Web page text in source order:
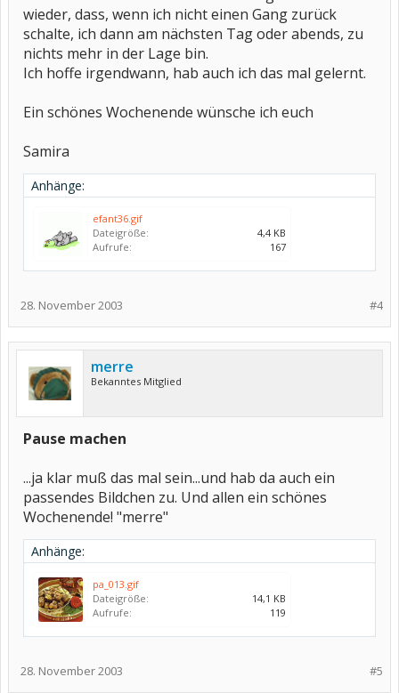
wieder, dass, wenn ich nicht einen Gang zurück
schalte, ich dann am nächsten Tag oder abends, zu
nichts mehr in der Lage bin.
Ich hoffe irgendwann, hab auch ich das mal gelernt.
Ein schönes Wochenende wünsche ich euch
Samira
Anhänge:
efant36.gif
Dateigröße:
4,4 KB
Aufrufe:
167
#4
28. November 2003
merre
Bekanntes Mitglied
Pause machen
...ja klar muß das mal sein...und hab da auch ein
passendes Bildchen zu. Und allen ein schönes
Wochenende! "merre"
Anhänge:
pa_013.gif
Dateigröße:
14,1 KB
Aufrufe:
119
#5
28. November 2003